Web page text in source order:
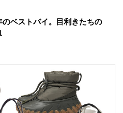
ベストバイ。目利きたちの